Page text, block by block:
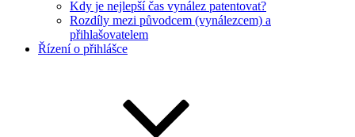
Kdy je nejlepší čas vynález patentovat?
Rozdíly mezi původcem (vynálezcem) a
přihlašovatelem
Řízení o přihlášce